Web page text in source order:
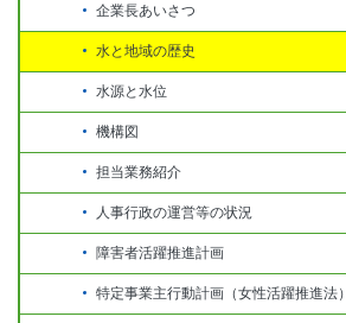
企業長あいさつ
水と地域の歴史
水源と水位
機構図
担当業務紹介
人事行政の運営等の状況
障害者活躍推進計画
特定事業主行動計画（女性活躍推進法）